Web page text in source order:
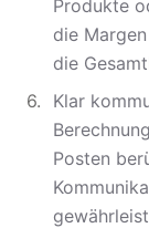
Produkte
die
die
Klar
Posten